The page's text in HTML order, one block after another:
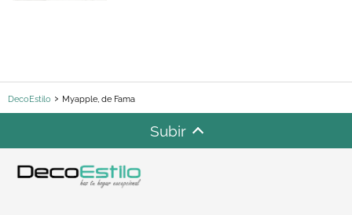
DecoEstilo Myapple, de Fama
Subir